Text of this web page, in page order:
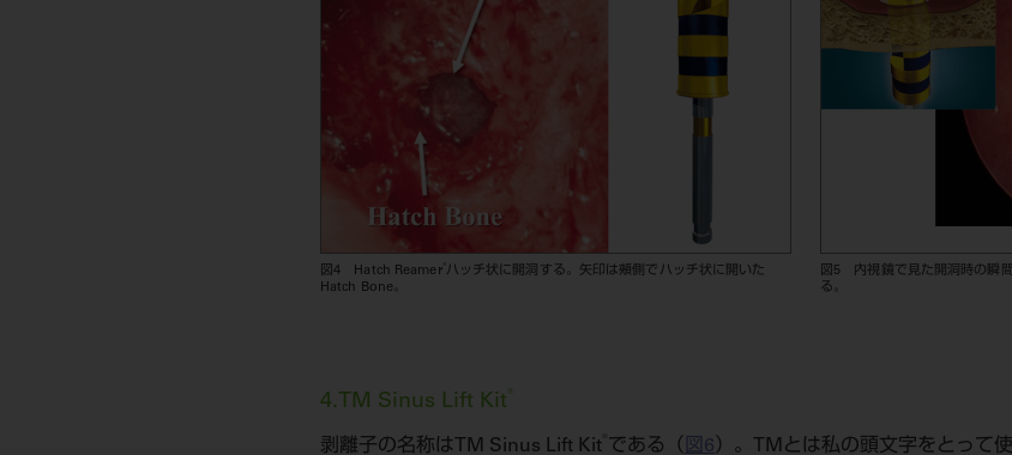
図4 Hatch Reamer® ハッチ状に開洞する。矢印は頰側でハッチ状に開いた
Hatch Bone。
図5 内視鏡で見た開洞時の瞬
る。
4.TM Sinus Lift Kit
剥離子の名称はTM Sinus Lift Kit である（ 図6）。TMとは私の頭文字をとって